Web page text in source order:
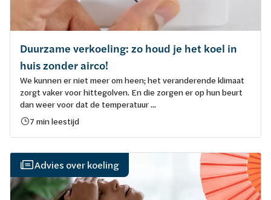
Duurzame verkoeling: zo houd je het koel in
huis zonder airco!
We kunnen er niet meer om heen; het veranderende klimaat
zorgt vaker voor hittegolven. En die zorgen er op hun beurt
dan weer voor dat de temperatuur ...
7 min leestijd
Advies over koeling